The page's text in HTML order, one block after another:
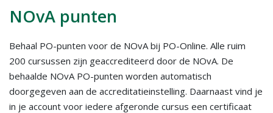
NOvA punten
Behaal PO-punten voor de NOvA bij PO-Online. Alle ruim
200 cursussen zijn geaccrediteerd door de NOvA. De
behaalde NOvA PO-punten worden automatisch
doorgegeven aan de accreditatieinstelling. Daarnaast vind je
in je account voor iedere afgeronde cursus een certificaat